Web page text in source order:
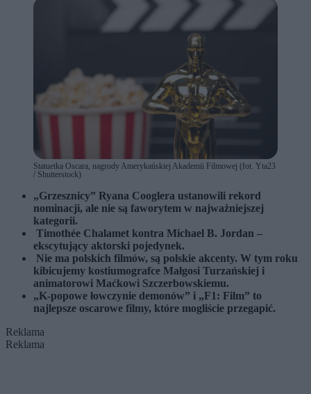
Statuetka Oscara, nagrody Amerykańskiej Akademii Filmowej (fot. Yta23
/ Shutterstock)
„Grzesznicy” Ryana Cooglera ustanowili rekord
nominacji, ale nie są faworytem w najważniejszej
kategorii.
Timothée Chalamet kontra Michael B. Jordan –
ekscytujący aktorski pojedynek.
Nie ma polskich filmów, są polskie akcenty. W tym roku
kibicujemy kostiumografce Małgosi Turzańskiej i
animatorowi Maćkowi Szczerbowskiemu.
„K-popowe łowczynie demonów” i „F1: Film” to
najlepsze oscarowe filmy, które mogliście przegapić.
Reklama
Reklama